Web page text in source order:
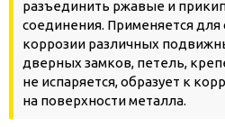
разъединить ржавые и
соединения. Применяется
коррозии различных
дверных замков, петель,
не испаряется, образует к
на поверхности металла.